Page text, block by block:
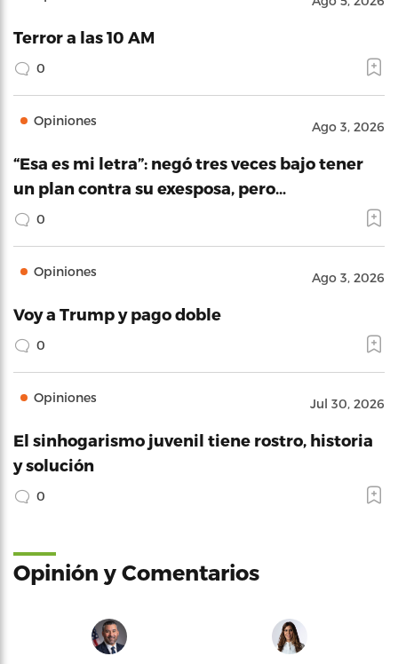
Terror a las 10 AM
0
Opiniones Ago 3, 2026
“Esa es mi letra”: negó tres veces bajo tener
un plan contra su exesposa, pero…
0
Opiniones Ago 3, 2026
Voy a Trump y pago doble
0
Opiniones Jul 30, 2026
El sinhogarismo juvenil tiene rostro, historia
y solución
0
Opinión y Comentarios